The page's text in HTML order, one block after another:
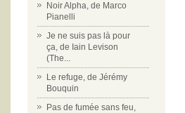
Noir Alpha, de Marco
Pianelli
Je ne suis pas là pour
ça, de Iain Levison
(The...
Le refuge, de Jérémy
Bouquin
Pas de fumée sans feu,